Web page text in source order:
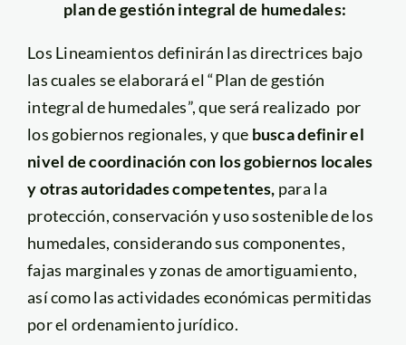
plan de gestión integral de humedales:
Los Lineamientos definirán las directrices bajo
las cuales se elaborará el “Plan de gestión
integral de humedales”, que será realizado por
los gobiernos regionales, y que busca definir el
nivel de coordinación con los gobiernos locales
y otras autoridades competentes, para la
protección, conservación y uso sostenible de los
humedales, considerando sus componentes,
fajas marginales y zonas de amortiguamiento,
así como las actividades económicas permitidas
por el ordenamiento jurídico.